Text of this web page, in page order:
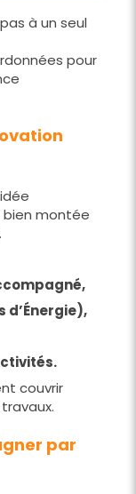
à un seul
pour
bien montée
d’Énergie),
couvrir
par